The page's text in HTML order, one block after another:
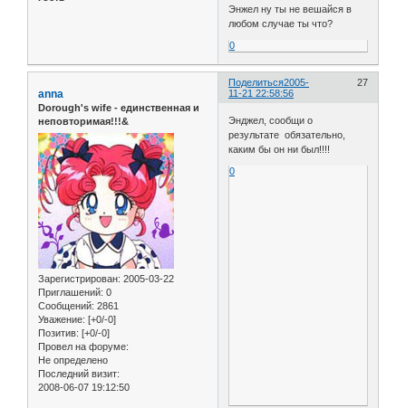
Энжел ну ты не вешайся в
любом случае ты что?
0
Поделиться 27
2005-
11-21 22:58:56
anna
Dorough's wife - единственная и
неповторимая!!!&
Зарегистрирован: 2005-03-22
Приглашений: 0
Сообщений: 2861
Уважение: [+0/-0]
Позитив: [+0/-0]
Провел на форуме:
Не определено
Последний визит:
2008-06-07 19:12:50
Энджел, сообщи о
результате обязательно,
каким бы он ни был!!!!
0